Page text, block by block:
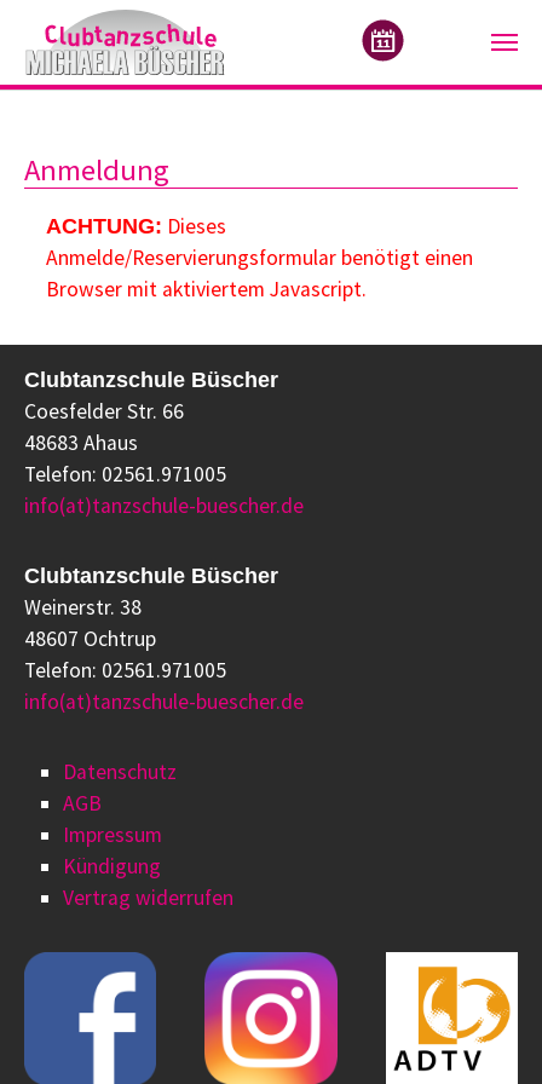
Zum Hauptinhalt springen
Anmeldung
ACHTUNG: Dieses
Anmelde/Reservierungsformular benötigt einen
Browser mit aktiviertem Javascript.
Clubtanzschule Büscher
Coesfelder Str. 66
48683 Ahaus
Telefon: 02561.971005
info(at)tanzschule-buescher.de
Clubtanzschule Büscher
Weinerstr. 38
48607 Ochtrup
Telefon: 02561.971005
info(at)tanzschule-buescher.de
Datenschutz
AGB
Impressum
Kündigung
Vertrag widerrufen